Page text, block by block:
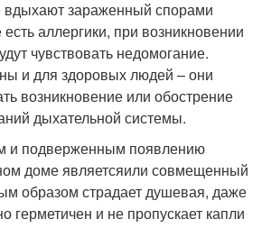
зараженный спорами
аллергики, при возникновении
чувствовать недомогание.
и для здоровых людей – они
возникновение или обострение
дыхательной системы.
и подверженным появлению
доме являетсяили совмещенный
образом страдает душевая, даже
герметичен и не пропускает капли